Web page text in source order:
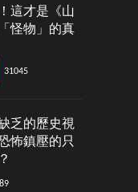
這才是《山
怪物」的真
31045
乏的歷史視
怖鎮壓的只